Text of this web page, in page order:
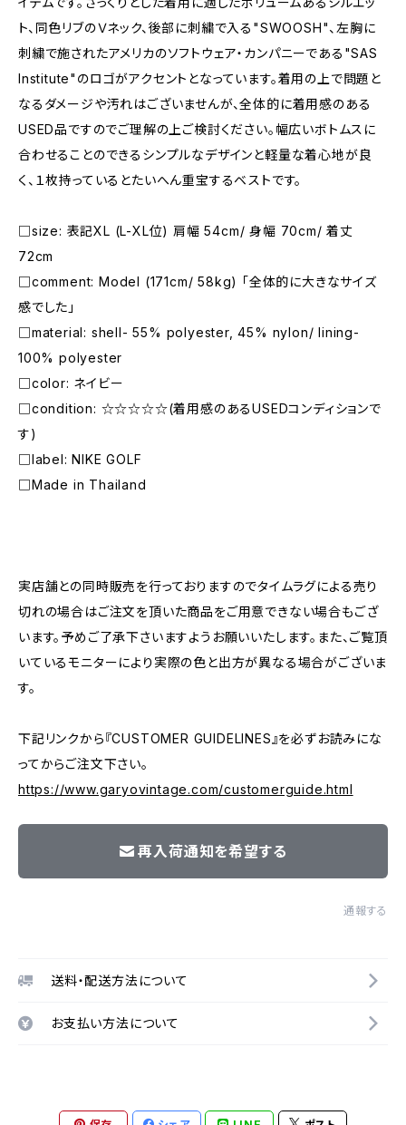
ト、同色リブのＶネック、後部に刺繍で入る"SWOOSH"、左胸に
刺繍で施されたアメリカのソフトウェア・カンパニーである"SAS
Institute"のロゴがアクセントとなっています。着用の上で問題と
なるダメージや汚れはございませんが、全体的に着用感のある
USED品ですのでご理解の上ご検討ください。幅広いボトムスに
合わせることのできるシンプルなデザインと軽量な着心地が良
く、１枚持っているとたいへん重宝するベストです。
□size: 表記XL (L-XL位) 肩幅 54cm/ 身幅 70cm/ 着丈
72cm
□comment: Model (171cm/ 58kg) 「全体的に大きなサイズ
感でした」
□material: shell- 55% polyester, 45% nylon/ lining-
100% polyester
□color: ネイビー
□condition: ☆☆☆☆☆(着用感のあるUSEDコンディションで
す)
□label: NIKE GOLF
□Made in Thailand
実店舗との同時販売を行っておりますのでタイムラグによる売り
切れの場合はご注文を頂いた商品をご用意できない場合もござ
います。予めご了承下さいますようお願いいたします。また、ご覧頂
いているモニターにより実際の色と出方が異なる場合がございま
す。
下記リンクから『CUSTOMER GUIDELINES』を必ずお読みにな
ってからご注文下さい。
https://www.garyovintage.com/customerguide.html
再入荷通知を希望する
通報する
送料・配送方法について
お支払い方法について